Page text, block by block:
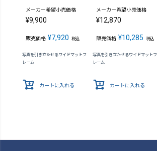
メーカー希望小売価格
¥9,900
販売価格 ¥7,920 税込
写真を引き立たせるワイドマットフ
レーム
カートに入れる
メーカー希望小売価格
¥12,870
販売価格 ¥10,285 税込
写真を引き立たせるワイドマットフ
レーム
カートに入れる